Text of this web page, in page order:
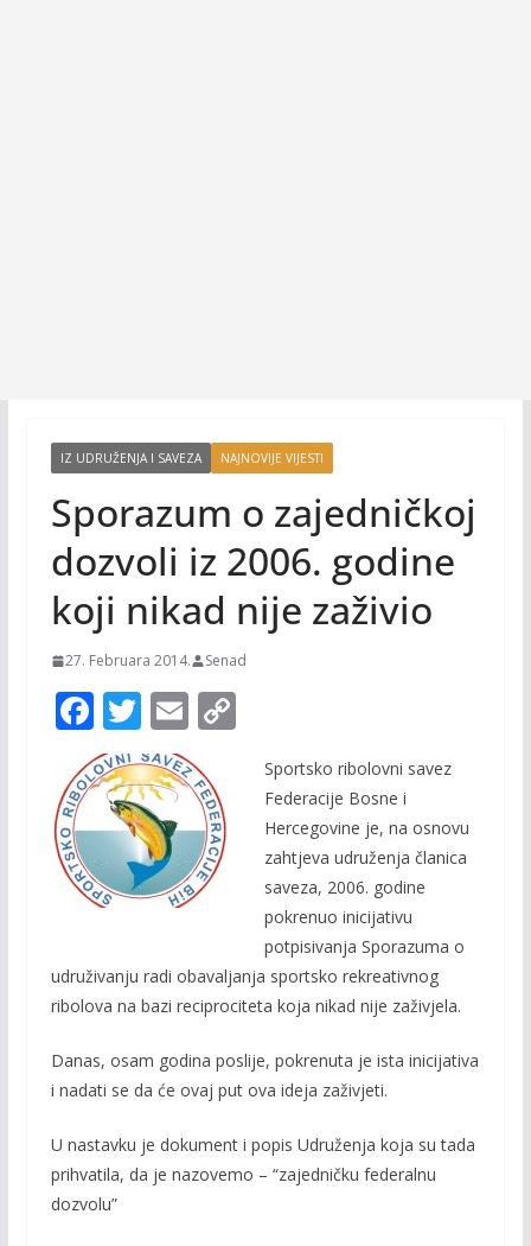
IZ UDRUŽENJA I SAVEZA NAJNOVIJE VIJESTI
Sporazum o zajedničkoj
dozvoli iz 2006. godine
koji nikad nije zaživio
27. Februara 2014. Senad
F
ac
e
b
o
o
T
w
itt
er
E
m
ai
l
C
Sportsko ribolovni savez
Federacije Bosne i
Hercegovine je, na osnovu
zahtjeva udruženja članica
saveza, 2006. godine
pokrenuo inicijativu
potpisivanja Sporazuma o
udruživanju radi obavaljanja sportsko rekreativnog
ribolova na bazi reciprociteta koja nikad nije zaživjela.
Danas, osam godina poslije, pokrenuta je ista inicijativa
i nadati se da će ovaj put ova ideja zaživjeti.
U nastavku je dokument i popis Udruženja koja su tada
prihvatila, da je nazovemo – “zajedničku federalnu
dozvolu”